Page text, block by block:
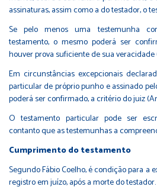
assinaturas, assim como a do testador, o
Se pelo menos uma testemunha
testamento, o mesmo poderá ser
houver prova suficiente de sua veracidade
Em circunstâncias excepcionais
particular de próprio punho e assinado
poderá ser confirmado, a critério do juiz
O testamento particular pode ser
contanto que as testemunhas a
Cumprimento do testamento
Segundo Fábio Coelho, é condição para a
registro em juízo, após a morte do testador.